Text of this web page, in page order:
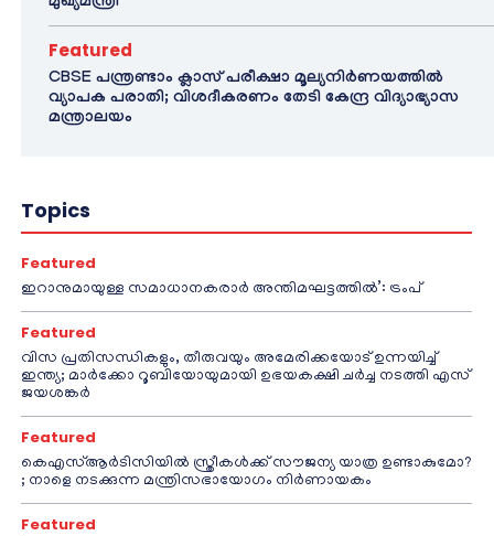
Featured
CBSE പന്ത്രണ്ടാം ക്ലാസ് പരീക്ഷാ മൂല്യനിർണയത്തിൽ
വ്യാപക പരാതി; വിശദീകരണം തേടി കേന്ദ്ര വിദ്യാഭ്യാസ
മന്ത്രാലയം
Topics
Featured
ഇറാനുമായുള്ള സമാധാനകരാർ അന്തിമഘട്ടത്തിൽ‌’: ട്രംപ്
Featured
വിസ പ്രതിസന്ധികളും, തീരുവയും അമേരിക്കയോട് ഉന്നയിച്ച്
ഇന്ത്യ; മാർക്കോ റൂബിയോയുമായി ഉഭയകക്ഷി ചർച്ച നടത്തി എസ്
ജയശങ്കർ
Featured
കെഎസ്ആർടിസിയിൽ സ്ത്രീകൾക്ക് സൗജന്യ യാത്ര ഉണ്ടാകുമോ?
; നാളെ നടക്കുന്ന മന്ത്രിസഭായോഗം നിർണായകം
Featured